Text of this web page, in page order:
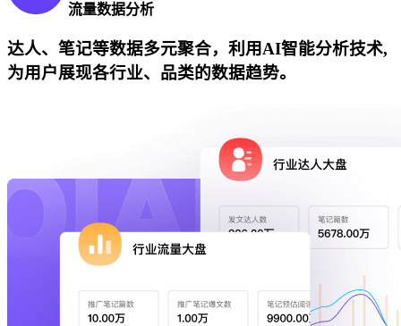
流量数据分析
达人、笔记等数据多元聚合，利用AI智能分析技术,
为用户展现各行业、品类的数据趋势。